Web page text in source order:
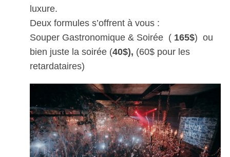
luxure.
Deux formules s’offrent à vous :
Souper Gastronomique & Soirée (165$) ou
bien juste la soirée (40$), (60$ pour les
retardataires)